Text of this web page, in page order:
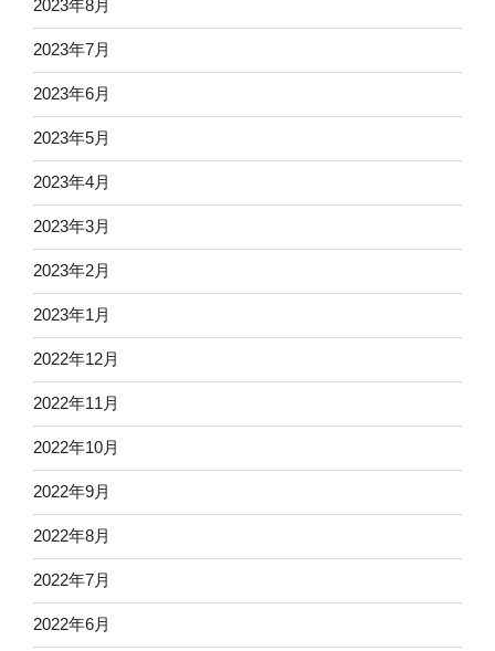
2023年8月
2023年7月
2023年6月
2023年5月
2023年4月
2023年3月
2023年2月
2023年1月
2022年12月
2022年11月
2022年10月
2022年9月
2022年8月
2022年7月
2022年6月